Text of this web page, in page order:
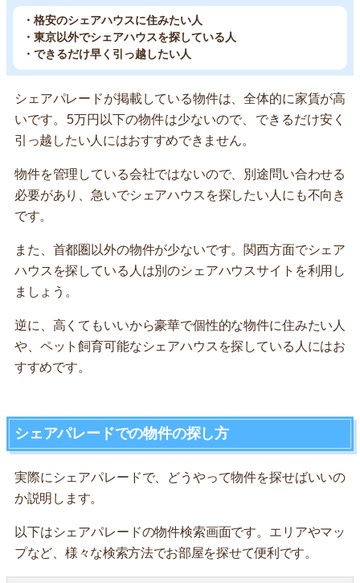
・格安のシェアハウスに住みたい人
・東京以外でシェアハウスを探している人
・できるだけ早く引っ越したい人
シェアパレードが掲載している物件は、全体的に家賃が高
いです。5万円以下の物件は少ないので、できるだけ安く
引っ越したい人にはおすすめできません。
物件を管理している会社ではないので、別途問い合わせる
必要があり、急いでシェアハウスを探したい人にも不向き
です。
また、首都圏以外の物件が少ないです。関西方面でシェア
ハウスを探している人は別のシェアハウスサイトを利用し
ましょう。
逆に、高くてもいいから豪華で個性的な物件に住みたい人
や、ペット飼育可能なシェアハウスを探している人にはお
すすめです。
シェアパレードでの物件の探し方
実際にシェアパレードで、どうやって物件を探せばいいの
か説明します。
以下はシェアパレードの物件検索画面です。エリアやマッ
プなど、様々な検索方法でお部屋を探せて便利です。